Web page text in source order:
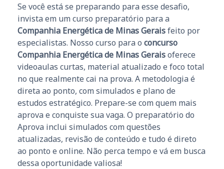
Se você está se preparando para esse desafio,
invista em um curso preparatório para a
Companhia Energética de Minas Geraisfeito por
especialistas. Nosso curso para o concurso
Companhia Energética de Minas Geraisoferece
videoaulas curtas, material atualizado e foco total
no que realmente cai na prova. A metodologia é
direta ao ponto, com simulados e plano de
estudos estratégico. Prepare-se com quem mais
aprova e conquiste sua vaga. O preparatório do
Aprova inclui simulados com questões
atualizadas, revisão de conteúdo e tudo é direto
ao ponto e online. Não perca tempo e vá em busca
dessa oportunidade valiosa!